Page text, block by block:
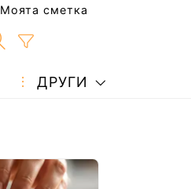
Моята сметка
ДРУГИ